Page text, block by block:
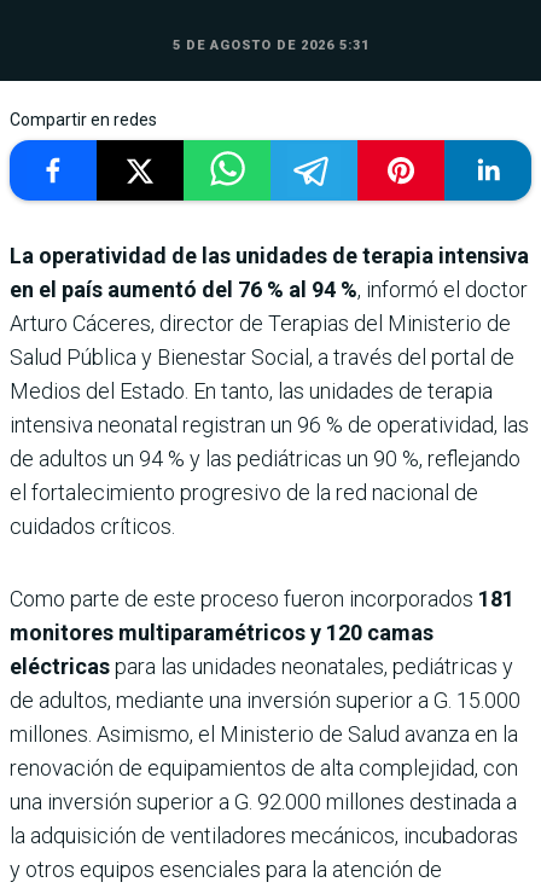
5 DE AGOSTO DE 2026 5:31
Compartir en redes
La operatividad de las unidades de terapia intensiva
en el país aumentó del 76 % al 94 %, informó el doctor
Arturo Cáceres, director de Terapias del Ministerio de
Salud Pública y Bienestar Social, a través del portal de
Medios del Estado. En tanto, las unidades de terapia
intensiva neonatal registran un 96 % de operatividad, las
de adultos un 94 % y las pediátricas un 90 %, reflejando
el fortalecimiento progresivo de la red nacional de
cuidados críticos.
Como parte de este proceso fueron incorporados 181
monitores multiparamétricos y 120 camas
eléctricaspara las unidades neonatales, pediátricas y
de adultos, mediante una inversión superior a G. 15.000
millones. Asimismo, el Ministerio de Salud avanza en la
renovación de equipamientos de alta complejidad, con
una inversión superior a G. 92.000 millones destinada a
la adquisición de ventiladores mecánicos, incubadoras
y otros equipos esenciales para la atención de